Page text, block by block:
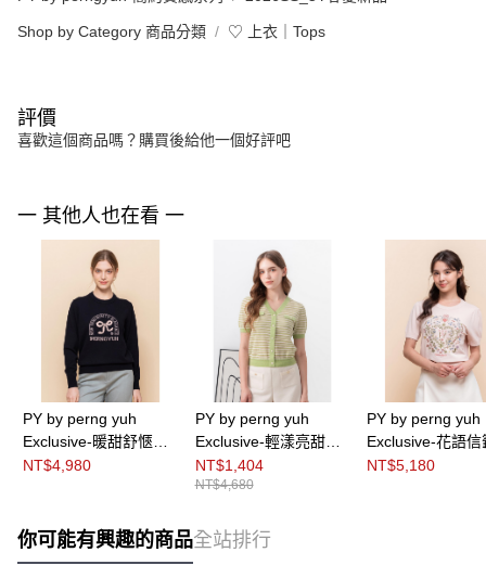
Shop by Category 商品分類 ♡ 上衣｜Tops
評價
喜歡這個商品嗎？購買後給他一個好評吧
一 其他人也在看 一
PY by perng yuh
Exclusive-暖甜舒愜緹
花珠飾針織衫
NT$4,980
PY by perng yuh
Exclusive-輕漾亮甜細
織Ｖ領條紋針織衫
NT$1,404
NT$4,680
PY by perng yuh
Exclusive-花語信
案刺繡針織衫
NT$5,180
你可能有興趣的商品全站排行